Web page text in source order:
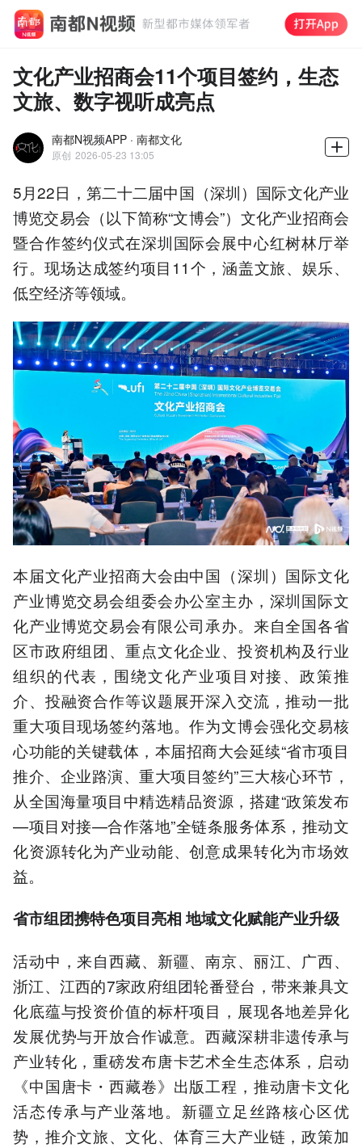
文化产业招商会11个项目签约，生态
文旅、数字视听成亮点
南都N视频APP · 南都文化
原创 2026-05-23 13:05
5月22日，第二十二届中国（深圳）国际文化产业
博览交易会（以下简称“文博会”）文化产业招商会
暨合作签约仪式在深圳国际会展中心红树林厅举
行。现场达成签约项目11个，涵盖文旅、娱乐、
低空经济等领域。
本届文化产业招商大会由中国（深圳）国际文化
产业博览交易会组委会办公室主办，深圳国际文
化产业博览交易会有限公司承办。来自全国各省
区市政府组团、重点文化企业、投资机构及行业
组织的代表，围绕文化产业项目对接、政策推
介、投融资合作等议题展开深入交流，推动一批
重大项目现场签约落地。作为文博会强化交易核
心功能的关键载体，本届招商大会延续“省市项目
推介、企业路演、重大项目签约”三大核心环节，
从全国海量项目中精选精品资源，搭建“政策发布
—项目对接—合作落地”全链条服务体系，推动文
化资源转化为产业动能、创意成果转化为市场效
益。
省市组团携特色项目亮相 地域文化赋能产业升级
活动中，来自西藏、新疆、南京、丽江、广西、
浙江、江西的7家政府组团轮番登台，带来兼具文
化底蕴与投资价值的标杆项目，展现各地差异化
发展优势与开放合作诚意。西藏深耕非遗传承与
产业转化，重磅发布唐卡艺术全生态体系，启动
《中国唐卡・西藏卷》出版工程，推动唐卡文化
活态传承与产业落地。新疆立足丝路核心区优
势，推介文旅、文化、体育三大产业链，政策加